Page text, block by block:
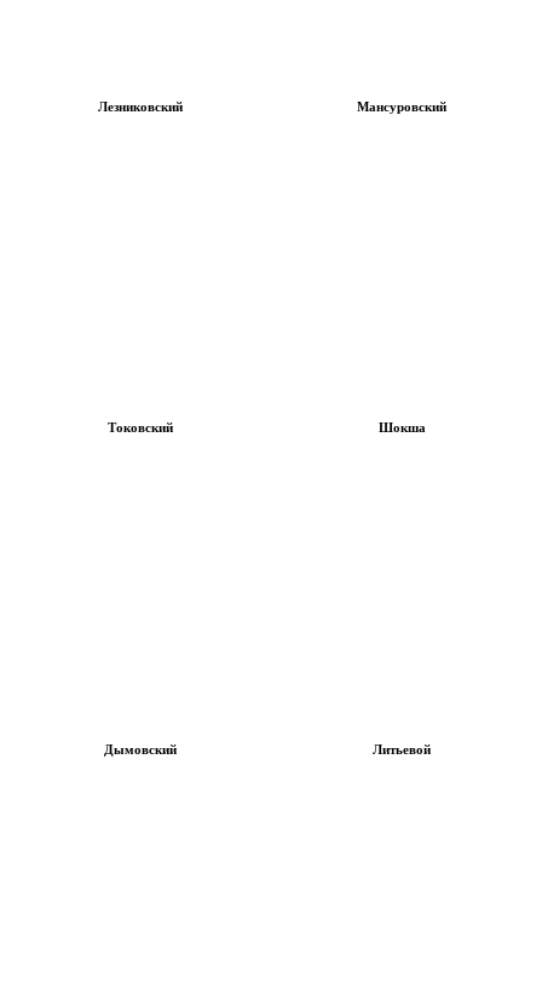
Лезниковский Мансуровский
Токовский Шокша
Дымовский Литьевой